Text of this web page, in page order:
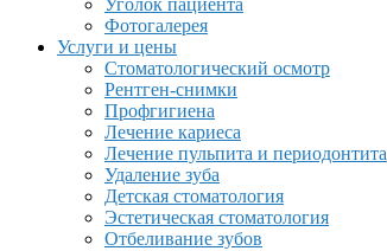
Уголок пациента
Фотогалерея
Услуги и цены
Стоматологический осмотр
Рентген-снимки
Профгигиена
Лечение кариеса
Лечение пульпита и периодонтита
Удаление зуба
Детская стоматология
Эстетическая стоматология
Отбеливание зубов